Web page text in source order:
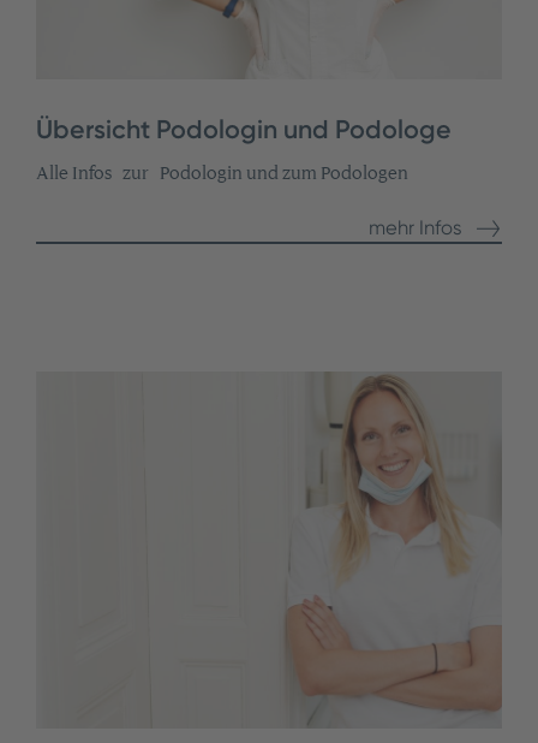
Übersicht Podologin und Podologe
Alle Infos zur Podologin und zum Podologen
mehr Infos